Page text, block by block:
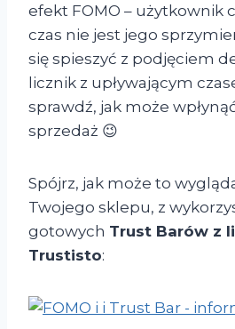
efekt FOMO – użytkownik
czas nie jest jego
się spieszyć z podjęciem
licznik z upływającym
sprawdź, jak może
sprzedaż 😉
Spójrz, jak może to
Twojego sklepu, z
gotowych Trust Barów z
Trustisto: